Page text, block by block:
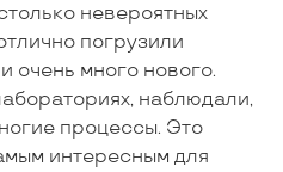
невероятных
погрузили
очень много нового.
наблюдали,
процессы. Это
интересным для